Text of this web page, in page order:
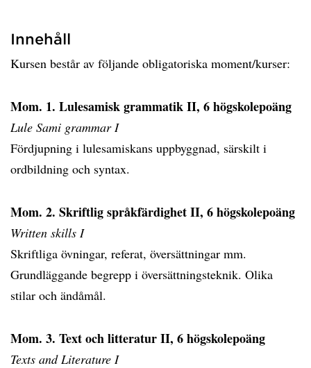
Innehåll
Kursen består av följande obligatoriska moment/kurser:
Mom. 1. Lulesamisk grammatik II, 6 högskolepoäng
Lule Sami grammar I
Fördjupning i lulesamiskans uppbyggnad, särskilt i
ordbildning och syntax.
Mom. 2. Skriftlig språkfärdighet II, 6 högskolepoäng
Written skills I
Skriftliga övningar, referat, översättningar mm.
Grundläggande begrepp i översättningsteknik. Olika
stilar och ändåmål.
Mom. 3. Text och litteratur II, 6 högskolepoäng
Texts and Literature I